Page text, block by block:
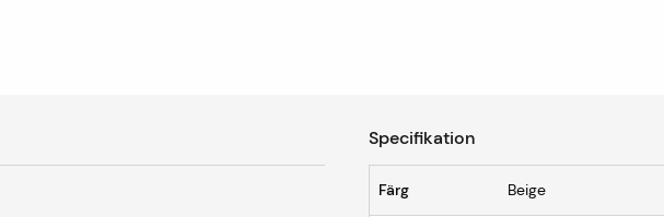
Specifikation
Färg Beige